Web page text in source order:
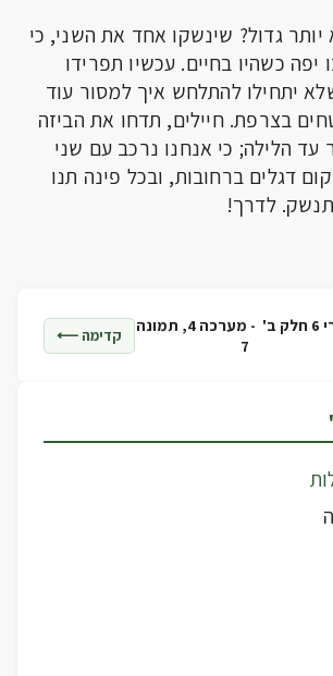
גדול? שינשקו אחד את השני, כי
יפה כשהיו בחיים. עכשיו תפרידו
יתחילו להתלחש איך למסור עוד
בצרפת. חיילים, תדחו את הביזה
עד הלילה; כי אנחנו נרכב עם שני
דגלים ברחובות, ובכל פינה תנו
לדרך!
ב' -
מערכה 4, תמונה
7
קדימה ⟵